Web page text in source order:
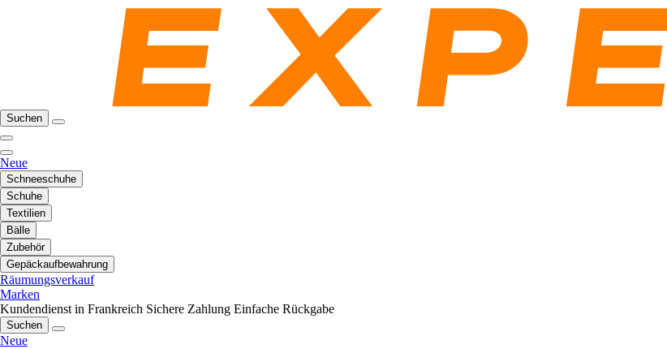
Suchen
Neue
Schneeschuhe
Schuhe
Textilien
Bälle
Zubehör
Gepäckaufbewahrung
Räumungsverkauf
Marken
Kundendienst in Frankreich Sichere Zahlung Einfache Rückgabe
Suchen
Neue